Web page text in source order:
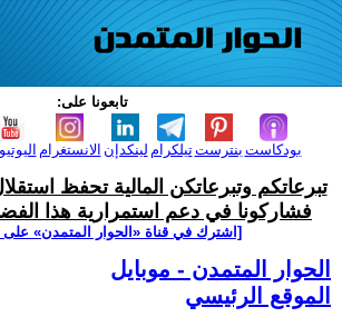
تابعونا على:
الانستغرام لينكدإن تيلكرامبنترست بودكاست
تبرعاتكم وتبرعاتكن المالية تحفظ
فشاركونا في دعم استمرارية هذا
[اشترك في قناة ‫«الحوار المتمدن» على
الحوار المتمدن - موبايل
الموقع الرئيسي